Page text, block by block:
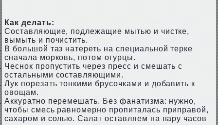
Как делать:
Составляющие, подлежащие мытью и чистке,
вымыть и почистить.
В большой таз натереть на специальной терке
сначала морковь, потом огурцы.
Чеснок пропустить через пресс и смешать с
остальными составляющими.
Лук порезать тонкими брусочками и добавить к
овощам.
Аккуратно перемешать. Без фанатизма: нужно,
чтобы смесь равномерно пропиталась приправой,
сахаром и солью. Салат оставляем на пару часов